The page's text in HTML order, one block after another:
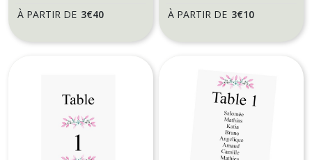
floral aquarelle
À PARTIR DE 3€40
floral
À PARTIR DE 3€10